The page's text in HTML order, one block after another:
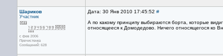
Шариков
Участник
с фев 2006
Пречистенка
Сообщений: 628
Дата: 30 Янв 2010 17:45:52 #
А по какому принципу выбираются борта, которые
относящееся к Домодедово. Ничего относящегося ко